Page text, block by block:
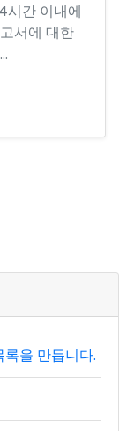
시간 이내에
서에 대한
을 만듭니다.